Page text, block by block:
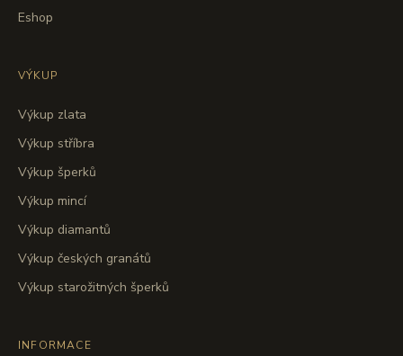
Eshop
VÝKUP
Výkup zlata
Výkup stříbra
Výkup šperků
Výkup mincí
Výkup diamantů
Výkup českých granátů
Výkup starožitných šperků
INFORMACE